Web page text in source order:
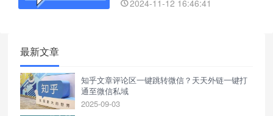
代数字营销的重要组成部分。
2024-11-12 16:46:41
最新文章
知乎文章评论区一键跳转微信？天天外链一键打
通至微信私域
2025-09-03